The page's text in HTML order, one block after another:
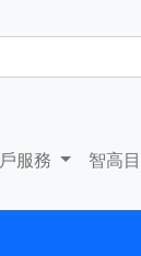
服務 智高